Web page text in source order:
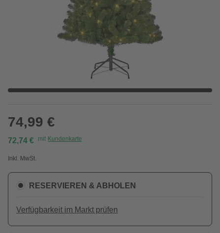
74,99 €
72,74 € mit Kundenkarte
Inkl. MwSt.
RESERVIEREN & ABHOLEN
Verfügbarkeit im Markt prüfen